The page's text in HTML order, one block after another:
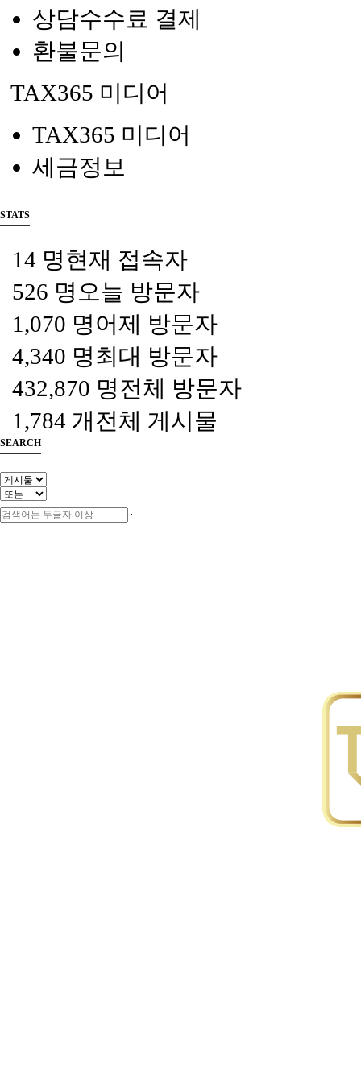
상담수수료 결제
환불문의
TAX365 미디어
TAX365 미디어
세금정보
STATS
14 명현재 접속자
526 명 오늘 방문자
1,070 명어제 방문자
4,340 명최대 방문자
432,870 명전체 방문자
1,784 개전체 게시물
SEARCH